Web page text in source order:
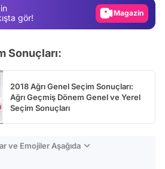
gör!
Magazin
Sonuçları:
2018 Ağrı Genel Seçim Sonuçları:
Ağrı Geçmiş Dönem Genel ve Yerel
Seçim Sonuçları
ve Emojiler Aşağıda